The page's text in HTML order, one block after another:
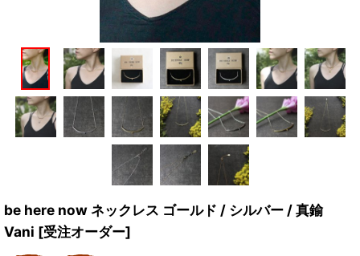
be here now ネックレス ゴールド / シルバー / 真鍮
Vani [受注オーダー]